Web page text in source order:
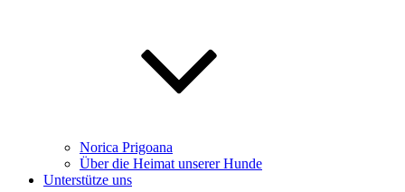
Norica Prigoana
Über die Heimat unserer Hunde
Unterstütze uns